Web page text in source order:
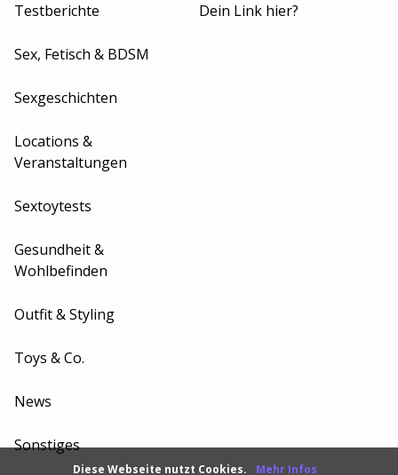
Testberichte
Sex, Fetisch & BDSM
Sexgeschichten
Locations &
Veranstaltungen
Sextoytests
Gesundheit &
Wohlbefinden
Outfit & Styling
Toys & Co.
News
Sonstiges
Dein Link hier?
Diese Webseite nutzt Cookies. Mehr Infos